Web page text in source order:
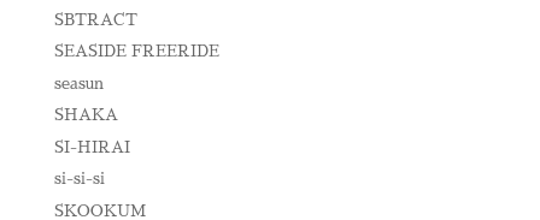
SBTRACT
SEASIDE FREERIDE
seasun
SHAKA
SI-HIRAI
si-si-si
SKOOKUM